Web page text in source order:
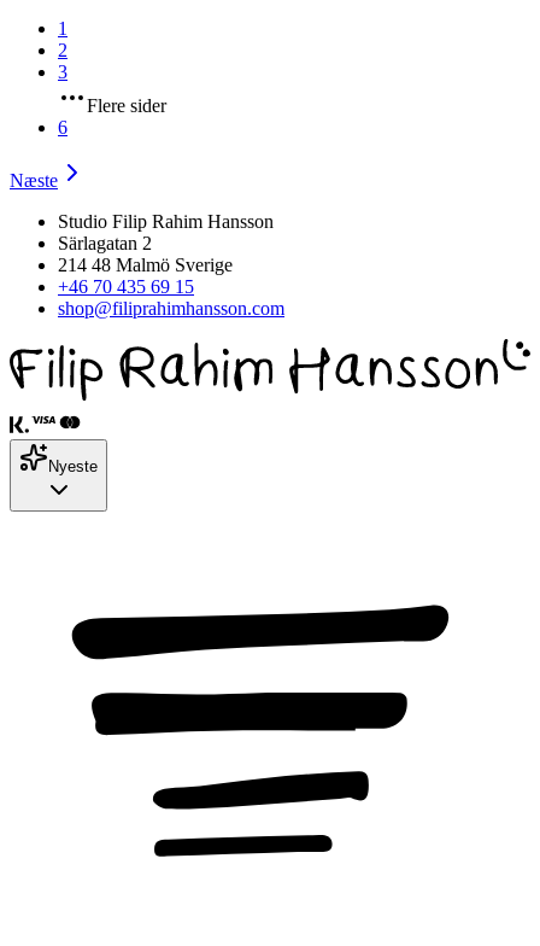
1
2
3
Flere sider
6
Næste
Studio Filip Rahim Hansson
Särlagatan 2
214 48 Malmö Sverige
+46 70 435 69 15
shop@filiprahimhansson.com
Nyeste